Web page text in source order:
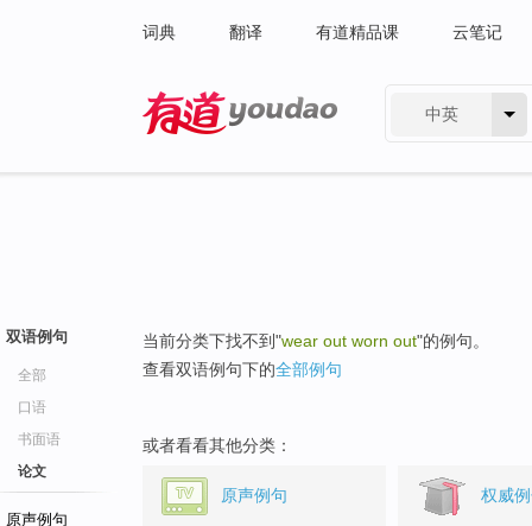
词典 翻译 有道精品课 云笔记
中英
双语例句
全部
口语
书面语
论文
原声例句
当前分类下找不到"wear out worn out"的例句。
查看双语例句下的全部例句
或者看看其他分类：
原声例句 权威